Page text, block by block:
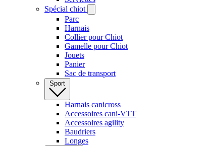
Spécial chiot
Parc
Harnais
Collier pour Chiot
Gamelle pour Chiot
Jouets
Panier
Sac de transport
Sport
Harnais canicross
Accessoires cani-VTT
Accessoires agility
Baudriers
Longes